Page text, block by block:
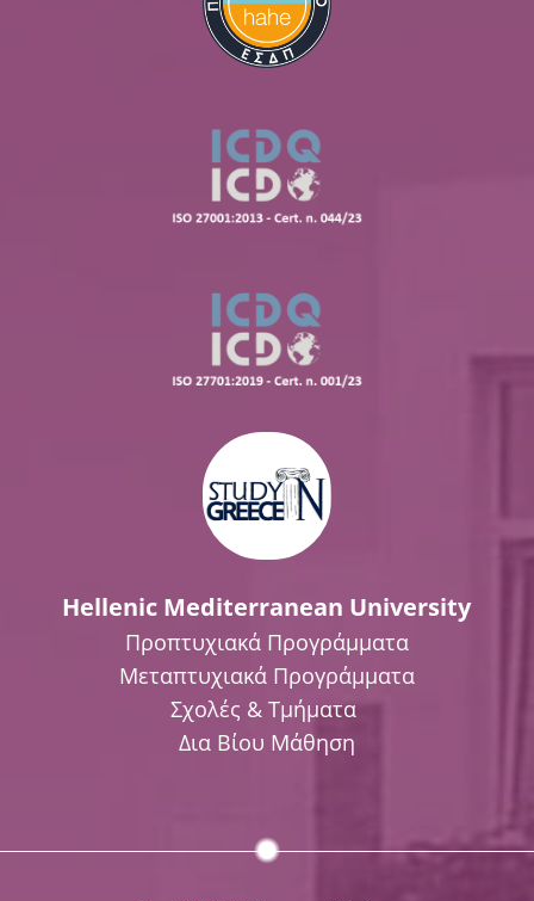
Hellenic Mediterranean University
Προπτυχιακά Προγράμματα
Μεταπτυχιακά Προγράμματα
Σχολές & Τμήματα
Δια Βίου Μάθηση